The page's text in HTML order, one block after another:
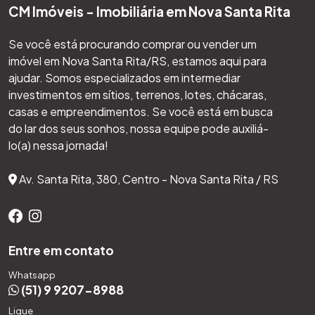
CM Imóveis - Imobiliária em Nova Santa Rita
Se você está procurando comprar ou vender um
imóvel em Nova Santa Rita/RS, estamos aqui para
ajudar. Somos especializados em intermediar
investimentos em sítios, terrenos, lotes, chácaras,
casas e empreendimentos. Se você está em busca
do lar dos seus sonhos, nossa equipe pode auxiliá-
lo(a) nessa jornada!
Av. Santa Rita, 380, Centro - Nova Santa Rita / RS
Entre em contato
Whatsapp
(51) 9 9207-8988
Ligue